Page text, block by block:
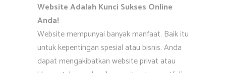
Website Adalah Kunci Sukses Online
Anda!
Website mempunyai banyak manfaat. Baik itu
untuk kepentingan spesial atau bisnis. Anda
dapat mengakibatkan website privat atau